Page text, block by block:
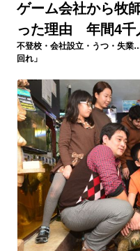
ゲーム会社から牧
った理由 年間4千
不登校・会社設立・うつ・失業
回れ」